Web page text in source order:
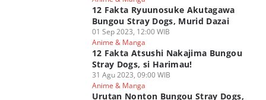
12 Fakta Ryuunosuke Akutagawa
Bungou Stray Dogs, Murid Dazai
01 Sep 2023, 12:00 WIB
Anime & Manga
12 Fakta Atsushi Nakajima Bungou
Stray Dogs, si Harimau!
31 Agu 2023, 09:00 WIB
Anime & Manga
Urutan Nonton Bungou Stray Dogs,